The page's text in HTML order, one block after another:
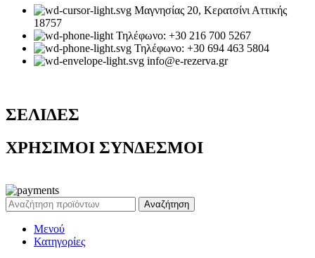
Μαγνησίας 20, Κερατσίνι Αττικής
18757
Τηλέφωνο: +30 216 700 5267
Τηλέφωνο: +30 694 463 5804
info@e-rezerva.gr
ΣΕΛΙΔΕΣ
ΧΡΗΣΙΜΟΙ ΣΥΝΔΕΣΜΟΙ
Αναζήτηση
Μενού
Κατηγορίες